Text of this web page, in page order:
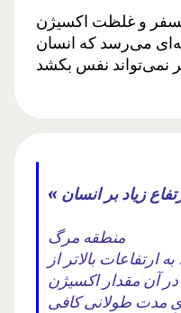
و غلظت اکسیژن
می‌رسد که انسان
زیاد بر انسان
منطقه مرگ
بالاتر از
آن مقدار اکسیژن
مدت طولانی کافی